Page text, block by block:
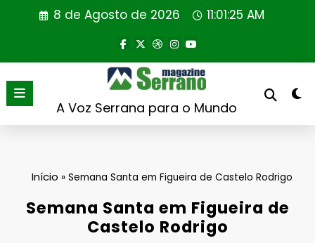
8 de Agosto de 2026 11:01:25 AM
A Voz Serrana para o Mundo
Início »Semana Santa em Figueira de Castelo Rodrigo
Semana Santa em Figueira de
Castelo Rodrigo